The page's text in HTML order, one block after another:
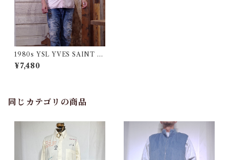
1980s YSL YVES SAINT L
AURENT Button Down Shi
rt / イヴ サン ローラン コット
¥7,480
同じカテゴリの商品